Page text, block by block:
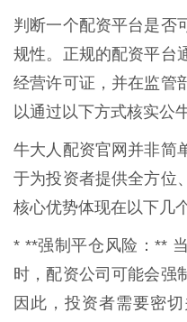
判断一个配资平台是否
规性。正规的配资平台
经营许可证，并在监管
以通过以下方式核实公
牛大人配资官网并非简
于为投资者提供全方位
核心优势体现在以下几
* **强制平仓风险：**
时，配资公司可能会强
因此，投资者需要密